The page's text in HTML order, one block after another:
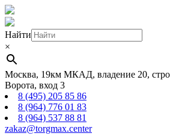
Найти
×
Москва, 19км МКАД, владение 20,
Ворота, вход 3
8 (495) 205 85 86
8 (964) 776 01 83
8 (964) 537 88 81
zakaz@torgmax.center